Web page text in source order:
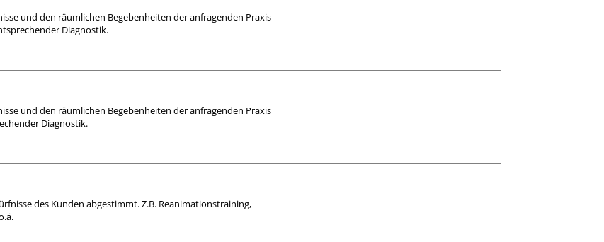
und den räumlichen Begebenheiten der anfragenden Praxis
Diagnostik.
und den räumlichen Begebenheiten der anfragenden Praxis
Diagnostik.
des Kunden abgestimmt. Z.B. Reanimationstraining,